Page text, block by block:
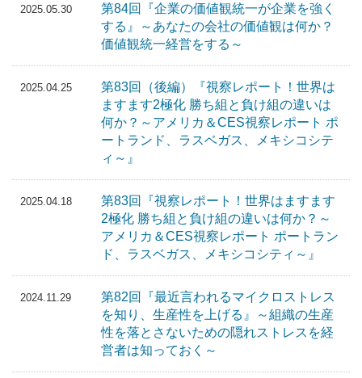
2025.05.30
第84回『企業の価値観統一が企業を強く
する』～あなたの会社の価値観は何か？
価値観統一経営をする～
2025.04.25
第83回（後編）『視察レポート！世界は
ますます2極化 勝ち組と負け組の違いは
何か？～アメリカ＆CES視察レポート ポ
ートランド、ラスベガス、メキシコシテ
ィ～』
2025.04.18
第83回『視察レポート！世界はますます
2極化 勝ち組と負け組の違いは何か？～
アメリカ＆CES視察レポート ポートラン
ド、ラスベガス、メキシコシティ～』
2024.11.29
第82回『最近言われるマイクロストレス
を知り、生産性を上げる』～組織の生産
性を落とさないための隠れストレスを経
営者は知っておく～